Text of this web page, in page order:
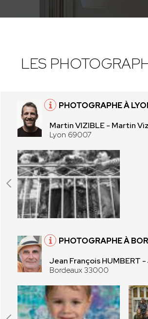
LES
PHOTOGRAPHE À
Martin VIZIBLE - Martin
Lyon 69007
PHOTOGRAPHE À
Jean François HUMBERT -
Bordeaux 33000